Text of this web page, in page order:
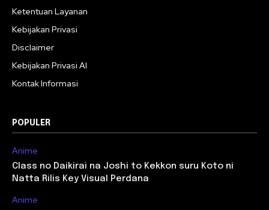
Ketentuan Layanan
Kebijakan Privasi
Disclaimer
Kebijakan Privasi AI
Kontak Informasi
POPULER
Anime
Class no Daikirai na Joshi to Kekkon suru Koto ni
Natta Rilis Key Visual Perdana
Anime